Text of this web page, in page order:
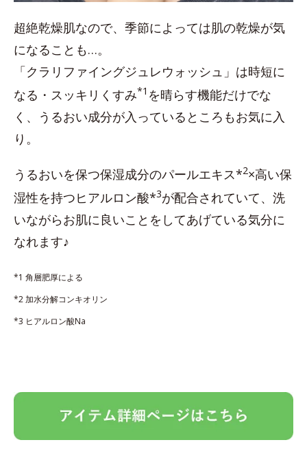
超絶乾燥肌なので、季節によっては肌の乾燥が気
になることも…。
「クラリファイングジュレウォッシュ」は時短に
なる・スッキリくすみ*1 を晴らす機能だけでな
く、うるおい成分が入っているところもお気に入
り。
うるおいを保つ保湿成分のパールエキス*2×高い保
湿性を持つヒアルロン酸*3が配合されていて、洗
いながらお肌に良いことをしてあげている気分に
なれます♪
*1 角層肥厚による
*2 加水分解コンキオリン
*3 ヒアルロン酸Na